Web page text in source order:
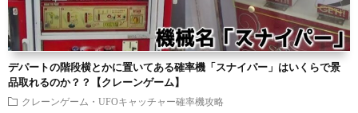
デパートの階段横とかに置いてある確率機「スナイパー」はいくらで景
品取れるのか？？【クレーンゲーム】
クレーンゲーム・UFOキャッチャー確率機攻略